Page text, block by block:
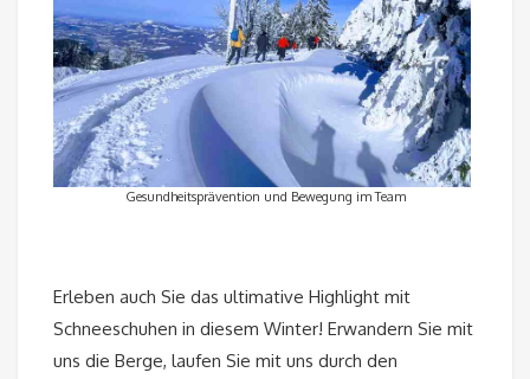
Gesundheitsprävention und Bewegung im Team
Erleben auch Sie das ultimative Highlight mit
Schneeschuhen in diesem Winter! Erwandern Sie mit
uns die Berge, laufen Sie mit uns durch den